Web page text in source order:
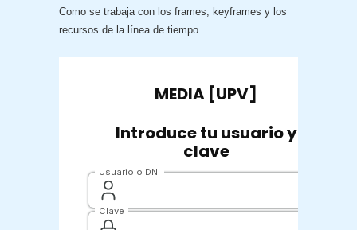
Como se trabaja con los frames, keyframes y los
recursos de la línea de tiempo